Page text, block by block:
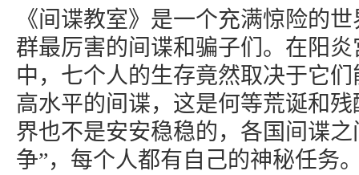
《间谍教室》是一个充满惊险的
群最厉害的间谍和骗子们。在阳
中，七个人的生存竟然取决于它
高水平的间谍，这是何等荒诞和
界也不是安安稳稳的，各国间谍
争”，每个人都有自己的神秘任务